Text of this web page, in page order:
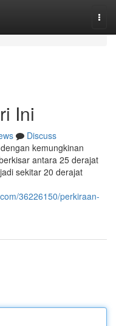
Ini
Discuss
kemungkinan
antara 25 derajat
sekitar 20 derajat
36226150/perkiraan-